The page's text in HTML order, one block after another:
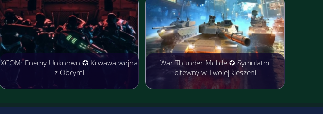
XCOM: Enemy Unknown ✪ Krwawa wojna
z Obcymi
War Thunder Mobile ✪ Symulator
bitewny w Twojej kieszeni